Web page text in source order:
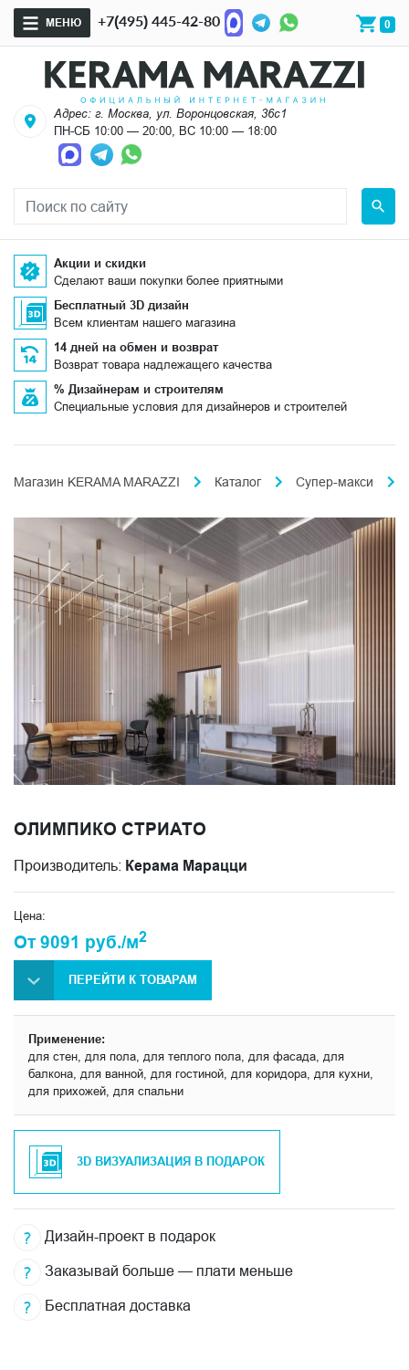
МЕНЮ +7(495) 445-42-80 0
Адрес: г. Москва, ул. Воронцовская, 36с1
ПН-СБ 10:00 — 20:00, ВС 10:00 — 18:00
Акции и скидки
Сделают ваши покупки более приятными
Бесплатный 3D дизайн
Всем клиентам нашего магазина
14 дней на обмен и возврат
Возврат товара надлежащего качества
% Дизайнерам и строителям
Специальные условия для дизайнеров и строителей
Магазин KERAMA MARAZZI Каталог Супер-макси
ОЛИМПИКО СТРИАТО
Производитель: Керама Марацци
Цена:
От 9091 руб./м2
ПЕРЕЙТИ К ТОВАРАМ
Применение:
для стен, для пола, для теплого пола, для фасада, для
балкона, для ванной, для гостиной, для коридора, для кухни,
для прихожей, для спальни
3D ВИЗУАЛИЗАЦИЯ В ПОДАРОК
Дизайн-проект в подарок
Заказывай больше — плати меньше
Бесплатная доставка